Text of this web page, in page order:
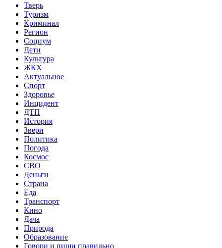
Тверь
Туризм
Криминал
Регион
Социум
Дети
Культура
ЖКХ
Актуальное
Спорт
Здоровье
Инцидент
ДТП
История
Звери
Политика
Погода
Космос
СВО
Деньги
Страна
Еда
Транспорт
Кино
Дача
Природа
Образование
Говори и пиши правильно